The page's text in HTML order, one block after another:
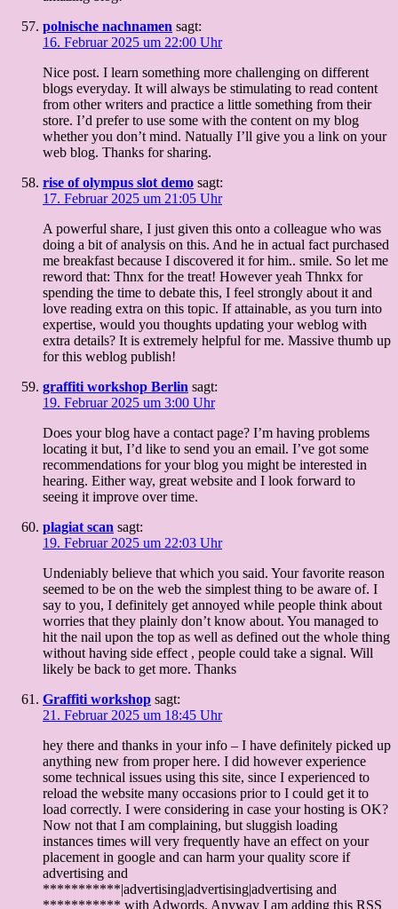
polnische nachnamen sagt:
16. Februar 2025 um 22:00 Uhr
Nice post. I learn something more challenging on different
blogs everyday. It will always be stimulating to read content
from other writers and practice a little something from their
store. I’d prefer to use some with the content on my blog
whether you don’t mind. Natually I’ll give you a link on your
web blog. Thanks for sharing.
rise of olympus slot demo sagt:
17. Februar 2025 um 21:05 Uhr
A powerful share, I just given this onto a colleague who was
doing a bit of analysis on this. And he in actual fact purchased
me breakfast because I discovered it for him.. smile. So let me
reword that: Thnx for the treat! However yeah Thnkx for
spending the time to debate this, I feel strongly about it and
love reading extra on this topic. If attainable, as you turn into
expertise, would you thoughts updating your weblog with
extra details? It is extremely helpful for me. Massive thumb up
for this weblog publish!
graffiti workshop Berlin sagt:
19. Februar 2025 um 3:00 Uhr
Does your blog have a contact page? I’m having problems
locating it but, I’d like to send you an email. I’ve got some
recommendations for your blog you might be interested in
hearing. Either way, great website and I look forward to
seeing it improve over time.
plagiat scan sagt:
19. Februar 2025 um 22:03 Uhr
Undeniably believe that which you said. Your favorite reason
seemed to be on the web the simplest thing to be aware of. I
say to you, I definitely get annoyed while people think about
worries that they plainly don’t know about. You managed to
hit the nail upon the top as well as defined out the whole thing
without having side effect , people could take a signal. Will
likely be back to get more. Thanks
Graffiti workshop sagt:
21. Februar 2025 um 18:45 Uhr
hey there and thanks in your info – I have definitely picked up
anything new from proper here. I did however experience
some technical issues using this site, since I experienced to
reload the website many occasions prior to I could get it to
load correctly. I were considering in case your hosting is OK?
Now not that I am complaining, but sluggish loading
instances times will very frequently have an effect on your
placement in google and can harm your quality score if
advertising and
***********|advertising|advertising|advertising and
*********** with Adwords. Anyway I am adding this RSS